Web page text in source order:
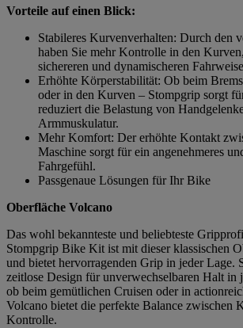
Vorteile auf einen Blick:
Stabileres Kurvenverhalten: Durch den
haben Sie mehr Kontrolle in den
sichereren und dynamischeren
Erhöhte Körperstabilität: Ob beim
oder in den Kurven – Stompgrip sorgt
reduziert die Belastung von
Armmuskulatur.
Mehr Komfort: Der erhöhte Kontakt
Maschine sorgt für ein angenehmeres
Fahrgefühl.
Passgenaue Lösungen für Ihr Bike
Oberfläche Volcano
Das wohl bekannteste und beliebteste
Stompgrip Bike Kit ist mit dieser klassischen
und bietet hervorragenden Grip in jeder Lage.
zeitlose Design für unverwechselbaren Halt in
ob beim gemütlichen Cruisen oder in
Volcano bietet die perfekte Balance zwischen
Kontrolle.